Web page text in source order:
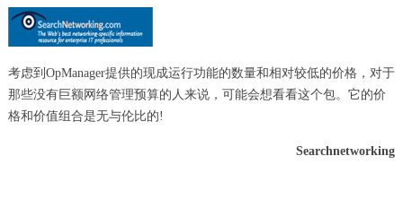
考虑到OpManager提供的现成运行功能的数量和相对较低的价格，对于
那些没有巨额网络管理预算的人来说，可能会想看看这个包。它的价
格和价值组合是无与伦比的!
Searchnetworking